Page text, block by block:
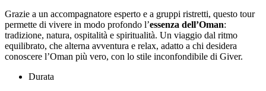
Grazie a un accompagnatore esperto e a gruppi ristretti, questo tour
permette di vivere in modo profondo l’essenza dell’Oman:
tradizione, natura, ospitalità e spiritualità. Un viaggio dal ritmo
equilibrato, che alterna avventura e relax, adatto a chi desidera
conoscere l’Oman più vero, con lo stile inconfondibile di Giver.
Durata